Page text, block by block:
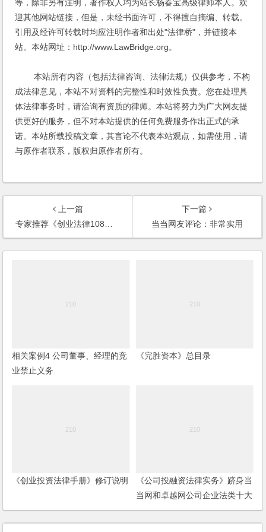
等，除非另有注明，著作权人均为站长杨春宝高级律师本人。欢
迎其他网站链接，但是，未经书面许可，不得擅自摘编、转载。
引用及经许可转载时均应注明作者和出处"法律桥"，并链接本
站。本站网址：http://www.LawBridge.org。
本站所有内容（包括法律咨询、法律法规）仅供参考，不构
成法律意见，本站不对资料的完整性和时效性负责。您在处理具
体法律事务时，请洽询有资质的律师。本站将努力为广大网友提
供更好的服务，但不对本站提供的任何免费服务作出正式的承
诺。本站所载投稿文章，其言论不代表本站观点，如需使用，请
与原作者联系，版权归原作者所有。
上一篇
专家推荐《创业法律108问》
下一篇
当当网友评论：非常实用
相关案例4 公司董事、经理的竞
业禁止义务
《完胜资本》总目录
《创业投资法律手册》修订说明
《公司投融资法律实务》跻身当
当网和卓越网公司企业法类十大
畅销图书榜